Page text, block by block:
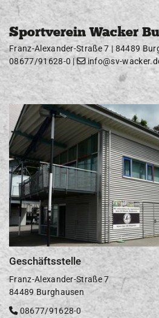
Sportverein Wacker
Franz-Alexander-Straße 7 | 84489
08677/91628-0 | info@sv-
Geschäftsstelle
Franz-Alexander-Straße 7
84489 Burghausen
08677/91628-0